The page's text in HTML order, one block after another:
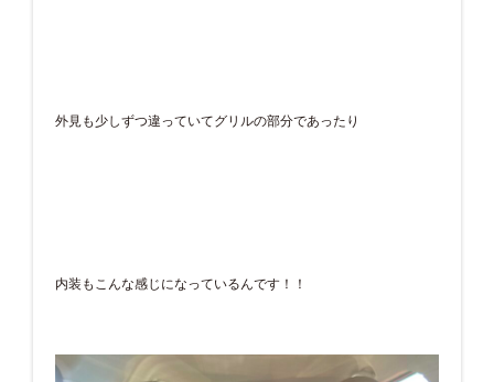
外見も少しずつ違っていてグリルの部分であったり
内装もこんな感じになっているんです！！